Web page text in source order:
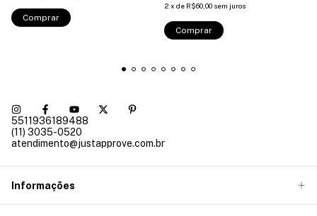
Comprar
2 x de R$60,00 sem juros
Comprar
5511936189488
(11) 3035-0520
atendimento@justapprove.com.br
Informações